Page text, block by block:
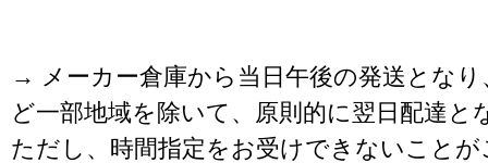
→ メーカー倉庫から当日午後の発送となり
ど一部地域を除いて、原則的に翌日配達と
ただし、時間指定をお受けできないこと